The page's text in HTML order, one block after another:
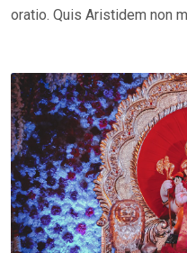
oratio. Quis Aristidem non